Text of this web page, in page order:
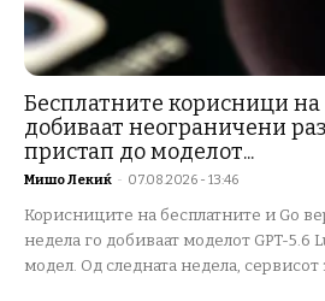
Бесплатните корисници на
добиваат неограничени
пристап до моделот...
Мишо Лекиќ - 07.08.2026 - 13:46
Корисниците на бесплатните и Go
недела го добиваат моделот GPT-5.6
модел. Од следната недела, сервисот